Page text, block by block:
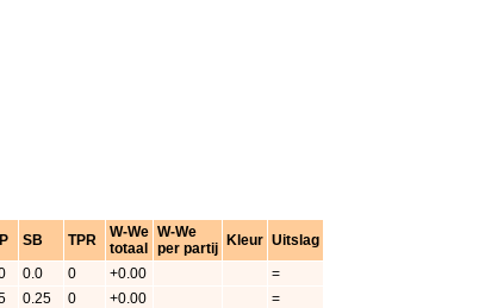
SB TPR
W-We
totaal
W-We
per partij
Kleur Uitslag
0.0 0 +0.00
=
0.25 0 +0.00
=